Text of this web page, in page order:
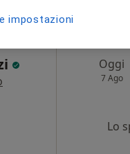
Oggi
7 Ago
Lo
impostazioni